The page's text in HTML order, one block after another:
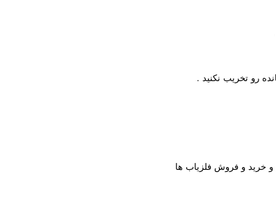
رو تخریب نکنید .
و خرید و فروش فلزیاب ها